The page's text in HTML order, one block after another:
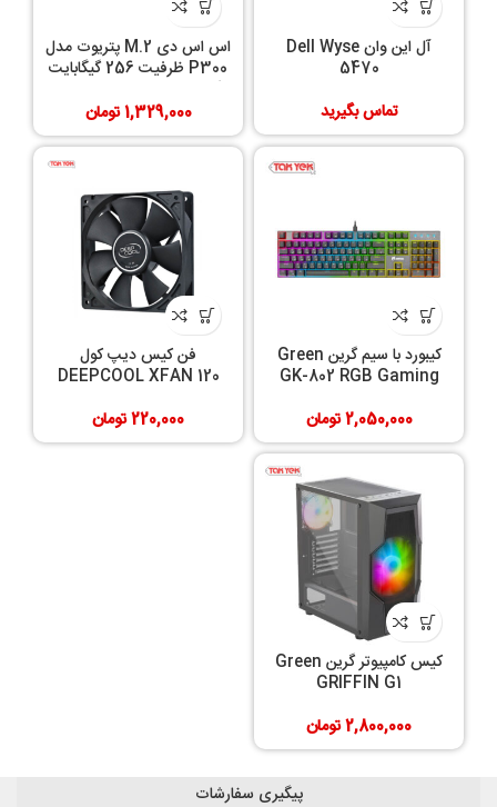
آل این وان Dell Wyse
5470
تماس بگیرید
اس اس دی M.2 پتریوت مدل
P300 ظرفیت 256 گیگابایت
گارانتی الماس رایان ایرانیان
1,329,000تومان
کیبورد با سیم گرین Green
GK-802 RGB Gaming
2,050,000تومان
فن کیس دیپ کول
DEEPCOOL XFAN 120
220,000تومان
کیس کامپیوتر گرین Green
GRIFFIN G1
2,800,000تومان
پیگیری سفارشات